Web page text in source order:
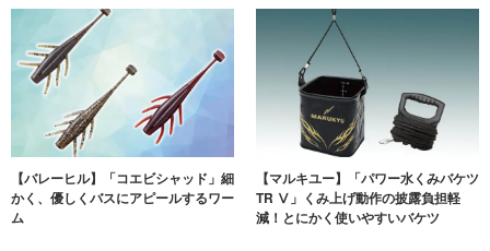
【バレーヒル】「コエビシャッド」細
かく、優しくバスにアピールするワー
ム
【マルキユー】「パワー水くみバケツ
TR Ⅴ」くみ上げ動作の披露負担軽
減！とにかく使いやすいバケツ